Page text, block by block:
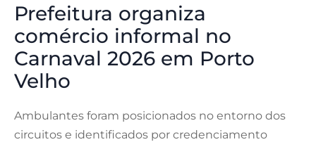
Prefeitura organiza
comércio informal no
Carnaval 2026 em Porto
Velho
Ambulantes foram posicionados no entorno dos
circuitos e identificados por credenciamento